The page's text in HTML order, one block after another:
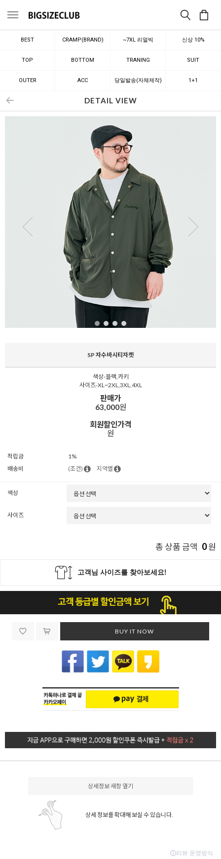
메뉴
BEST CRAMP(BRAND) ~7XL 리얼빅 신상 10%
TOP BOTTOM TRANING SUIT
OUTER ACC 당일발송(자체제작) 1+1
DETAIL VIEW
SP 자수바시티자켓
색상-블랙,카키
사이즈-XL~2XL,3XL,4XL
판매가
63,000원
회원할인가격
원
적립금
1%
배송비
(조건) 지역별
색상
사이즈
총 상품 금액 0원
BUY IT NOW
상세정보 새창 열기
상세 정보를 확대해 보실 수 있습니다.